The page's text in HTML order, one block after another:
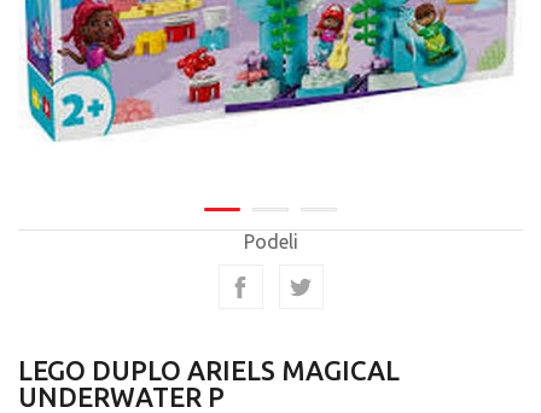
Podeli
LEGO DUPLO ARIELS MAGICAL
UNDERWATER P